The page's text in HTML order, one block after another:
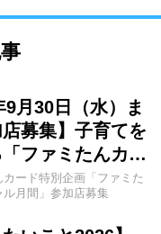
9月30日（水）ま
募集】子育てを
「ファミたんカ…
カード特別企画「ファミた
ル月間」参加店募集